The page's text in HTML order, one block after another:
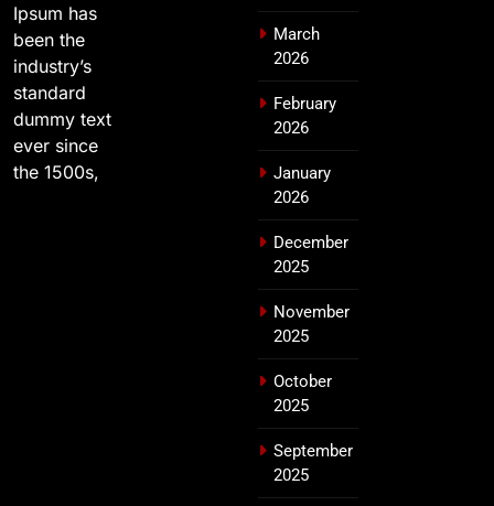
Ipsum has
been the
industry’s
standard
dummy text
ever since
the 1500s,
March
2026
February
2026
January
2026
December
2025
November
2025
October
2025
September
2025